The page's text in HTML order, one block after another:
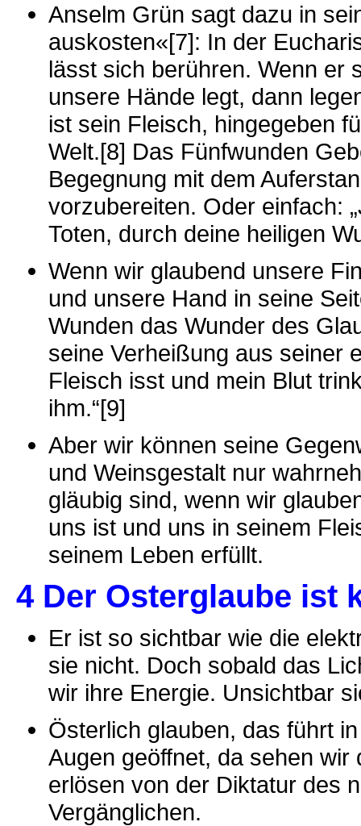
Anselm Grün sagt dazu in
auskosten«[7]: In der
lässt sich berühren. Wenn er
unsere Hände legt, dann
ist sein Fleisch, hingegeben
Welt.[8] Das Fünfwunden
Begegnung mit dem
vorzubereiten. Oder einfach:
Toten, durch deine heiligen
Wenn wir glaubend unsere
und unsere Hand in seine
Wunden das Wunder des
seine Verheißung aus seiner
Fleisch isst und mein Blut
ihm.“[9]
Aber wir können seine
und Weinsgestalt nur
gläubig sind, wenn wir
uns ist und uns in seinem
seinem Leben erfüllt.
4 Der Osterglaube ist
Er ist so sichtbar wie die
sie nicht. Doch sobald das
wir ihre Energie. Unsichtbar
Österlich glauben, das führt
Augen geöffnet, da sehen
erlösen von der Diktatur des
Vergänglichen.